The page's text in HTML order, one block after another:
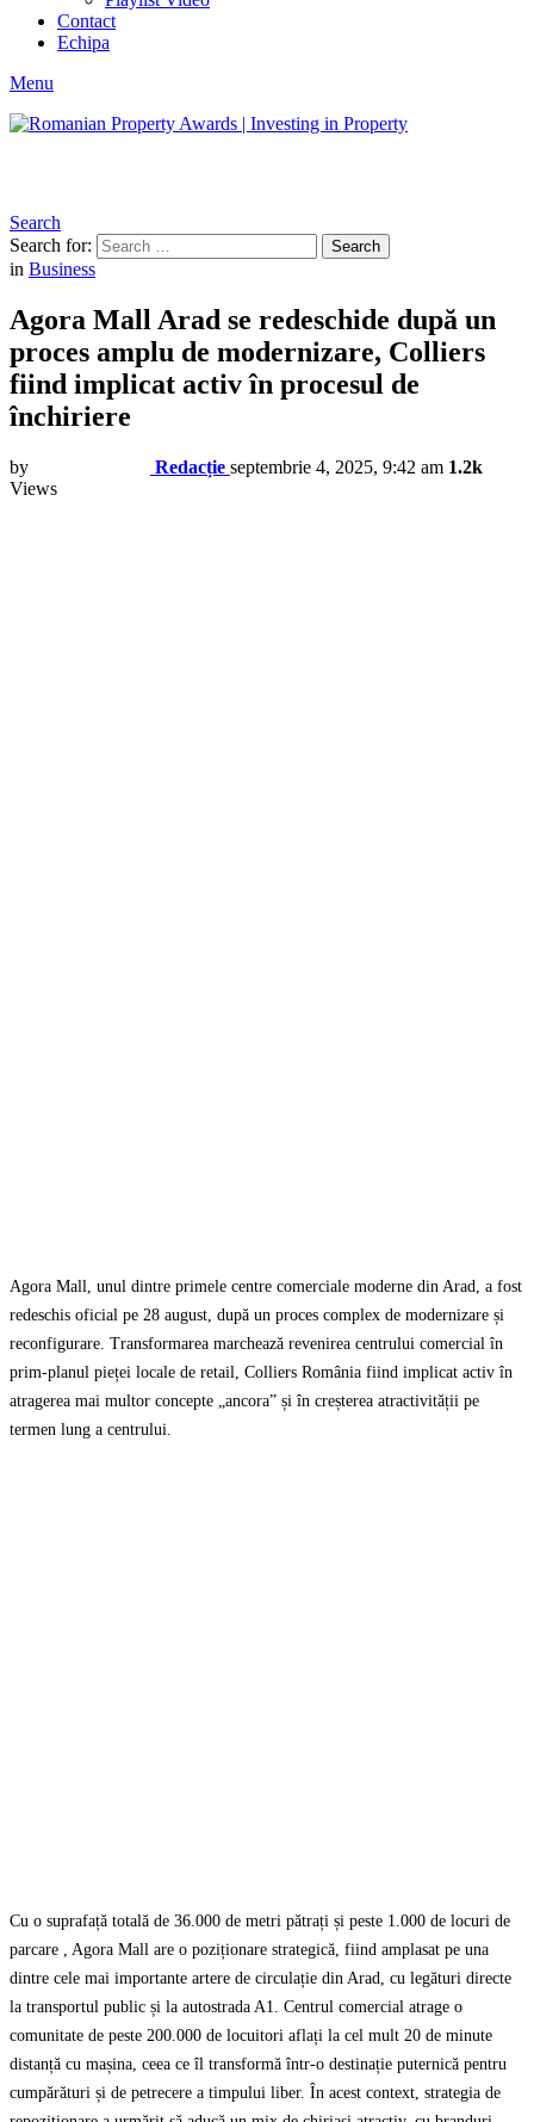
Contact
Echipa
Menu
Search
Search for:
Search
in Business
Agora Mall Arad se redeschide după un
proces amplu de modernizare, Colliers
fiind implicat activ în procesul de
închiriere
by Redacție septembrie 4, 2025, 9:42 am 1.2k
Views
Agora Mall, unul dintre primele centre comerciale moderne din Arad, a fost
redeschis oficial pe 28 august, după un proces complex de modernizare și
reconfigurare. Transformarea marchează revenirea centrului comercial în
prim-planul pieței locale de retail, Colliers România fiind implicat activ în
atragerea mai multor concepte „ancora” și în creșterea atractivității pe
termen lung a centrului.
Cu o suprafață totală de 36.000 de metri pătrați și peste 1.000 de locuri de
parcare , Agora Mall are o poziționare strategică, fiind amplasat pe una
dintre cele mai importante artere de circulație din Arad, cu legături directe
la transportul public și la autostrada A1. Centrul comercial atrage o
comunitate de peste 200.000 de locuitori aflați la cel mult 20 de minute
distanță cu mașina, ceea ce îl transformă într-o destinație puternică pentru
cumpărături și de petrecere a timpului liber. În acest context, strategia de